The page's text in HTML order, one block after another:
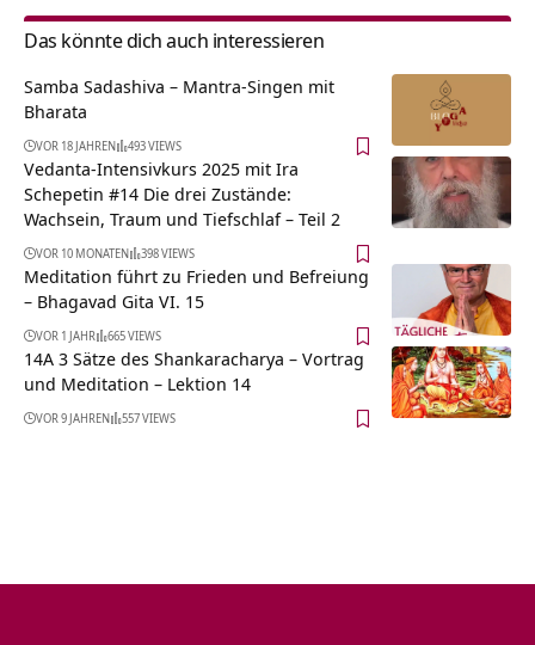
Das könnte dich auch interessieren
Samba Sadashiva – Mantra-Singen mit
Bharata
VOR 18 JAHREN 493 VIEWS
Vedanta-Intensivkurs 2025 mit Ira
Schepetin #14 Die drei Zustände:
Wachsein, Traum und Tiefschlaf – Teil 2
VOR 10 MONATEN 398 VIEWS
Meditation führt zu Frieden und Befreiung
– Bhagavad Gita VI. 15
VOR 1 JAHR 665 VIEWS
14A 3 Sätze des Shankaracharya – Vortrag
und Meditation – Lektion 14
VOR 9 JAHREN 557 VIEWS